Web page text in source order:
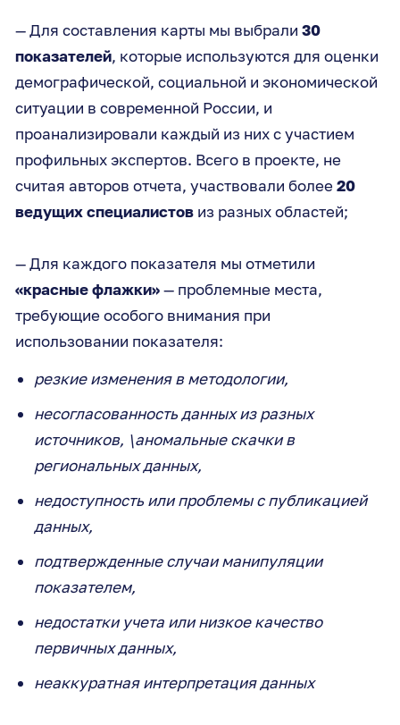
— Для составления карты мы выбрали 30
показателей, которые используются для оценки
демографической, социальной и экономической
ситуации в современной России, и
проанализировали каждый из них с участием
профильных экспертов. Всего в проекте, не
считая авторов отчета, участвовали более 20
ведущих специалистов из разных областей;
— Для каждого показателя мы отметили
«красные флажки»— проблемные места,
требующие особого внимания при
использовании показателя:
резкие изменения в методологии,
несогласованность данных из разных
источников, \аномальные скачки в
региональных данных,
недоступность или проблемы с публикацией
данных,
подтвержденные случаи манипуляции
показателем,
недостатки учета или низкое качество
первичных данных,
неаккуратная интерпретация данных